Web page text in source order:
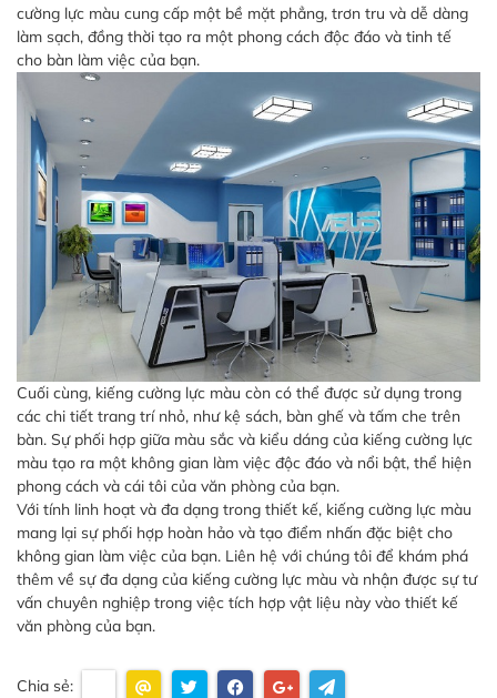
cường lực màu cung cấp một bề mặt phẳng, trơn tru và dễ dàng
làm sạch, đồng thời tạo ra một phong cách độc đáo và tinh tế
cho bàn làm việc của bạn.
Cuối cùng, kiếng cường lực màu còn có thể được sử dụng trong
các chi tiết trang trí nhỏ, như kệ sách, bàn ghế và tấm che trên
bàn. Sự phối hợp giữa màu sắc và kiểu dáng của kiếng cường lực
màu tạo ra một không gian làm việc độc đáo và nổi bật, thể hiện
phong cách và cái tôi của văn phòng của bạn.
Với tính linh hoạt và đa dạng trong thiết kế, kiếng cường lực màu
mang lại sự phối hợp hoàn hảo và tạo điểm nhấn đặc biệt cho
không gian làm việc của bạn. Liên hệ với chúng tôi để khám phá
thêm về sự đa dạng của kiếng cường lực màu và nhận được sự tư
vấn chuyên nghiệp trong việc tích hợp vật liệu này vào thiết kế
văn phòng của bạn.
Chia sẻ: